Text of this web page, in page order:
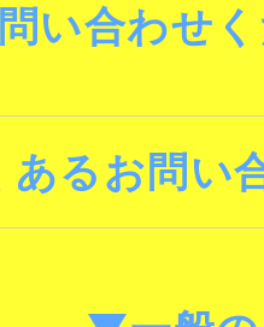
い合わせ
あるお問い